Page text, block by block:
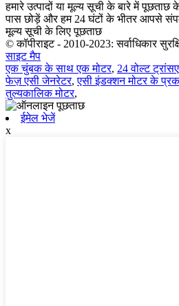
हमारे उत्पादों या मूल्य सूची के बारे में
पास छोड़ें और हम 24 घंटों के भीतर आपसे
मूल्य सूची के लिए पूछताछ
© कॉपीराइट - 2010-2023: सर्वाधिकार
साइट मैप
एक चुंबक के साथ एक मोटर, 24 वोल्ट
फेज़ एसी जेनरेटर,एसी इंडक्शन मोटर के
तुल्यकालिक मोटर,
ईमेल भेजें
x